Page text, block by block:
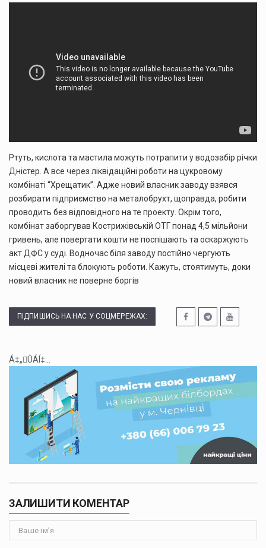
Ртуть, кислота та мастила можуть потрапити у водозабір річки
Дністер. А все через ліквідаційні роботи на цукровому
комбінаті “Хрещатик”. Адже новий власник заводу взявся
розбирати підприємство на металобрухт, щоправда, робити
проводить без відповідного на те проекту. Окрім того,
комбінат заборгував Кострижівській ОТГ понад 4,5 мільйони
гривень, але повертати кошти не поспішають та оскаржують
акт ДФС у суді. Водночас біля заводу постійно чергують
місцеві жителі та блокують роботи. Кажуть, стоятимуть, доки
новий власник не поверне боргів
ПІДПИШИСЬ НА НАС У СОЦМЕРЕЖАХ:
Á‡„ÛÁÍ‡...
ЗАЛИШИТИ КОМЕНТАР